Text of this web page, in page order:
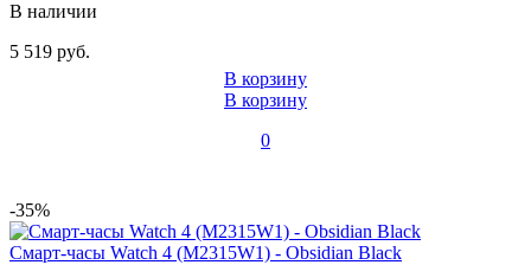
В наличии
5 519 руб.
В корзину
В корзину
0
-35%
Смарт-часы Watch 4 (M2315W1) - Obsidian Black